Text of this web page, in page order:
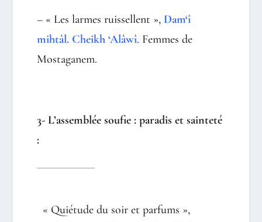
– « Les larmes ruissellent », Dam‘î
mihtâl. Cheikh ‘Alâwî. Femmes de
Mostaganem.
3- L’assemblée soufie : paradis et sainteté
:
« Quiétude du soir et parfums »,